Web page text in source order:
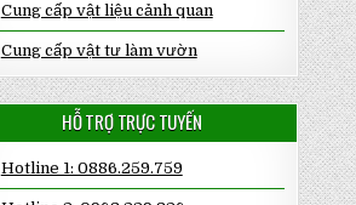
Cung cấp vật liệu cảnh quan
Cung cấp vật tư làm vườn
HỖ TRỢ TRỰC TUYẾN
Hotline 1: 0886.259.759